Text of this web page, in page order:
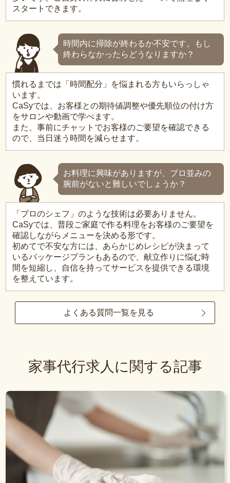
スタートできます。
時間内に掃除が終わるか不安です。もし
終わらなかったらどうなりますか？
慣れるまでは「時間配分」を悩まれる方もいらっしゃ
います。
CaSyでは、お客様との期待値調整や優先順位の付け方
をサロンや動画で学べます。
また、事前にチャットでお客様のご要望を確認できる
ので、当日迷う時間を減らせます。
お料理に興味がありますが、プロ並みの
腕前がないと難しいでしょうか？
「プロのシェフ」のような技術は必要ありません。
CaSyでは、普段ご家庭で作る料理をお客様のご要望を
確認しながらメニューを決める形です。
初めてで不安な方には、あらかじめレシピが決まって
いるパッケージプランもあるので、献立作りに悩む時
間を短縮し、自信を持ってサービスを提供できる環境
を整えています。
よくある質問一覧を見る
家事代行求人に関する記事